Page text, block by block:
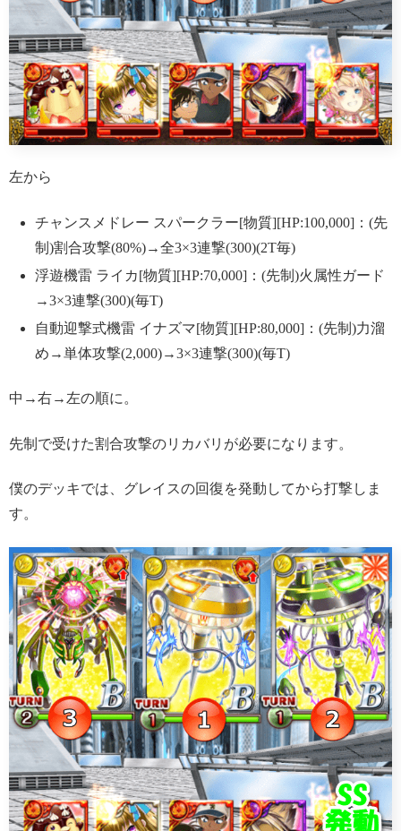
左から
チャンスメドレー スパークラー[物質][HP:100,000]：(先
制)割合攻撃(80%)→全3×3連撃(300)(2T毎)
浮遊機雷 ライカ[物質][HP:70,000]：(先制)火属性ガード
→3×3連撃(300)(毎T)
自動迎撃式機雷 イナズマ[物質][HP:80,000]：(先制)力溜
め→単体攻撃(2,000)→3×3連撃(300)(毎T)
中→右→左の順に。
先制で受けた割合攻撃のリカバリが必要になります。
僕のデッキでは、グレイスの回復を発動してから打撃しま
す。